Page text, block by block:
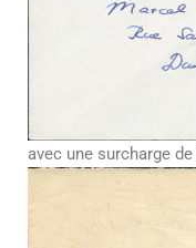
avec une surcharge